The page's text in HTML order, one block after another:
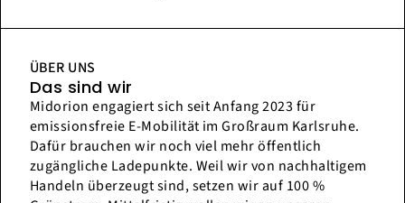
ÜBER UNS
Das sind wir
Midorion engagiert sich seit Anfang 2023 für
emissionsfreie E-Mobilität im Großraum Karlsruhe.
Dafür brauchen wir noch viel mehr öffentlich
zugängliche Ladepunkte. Weil wir von nachhaltigem
Handeln überzeugt sind, setzen wir auf 100 %